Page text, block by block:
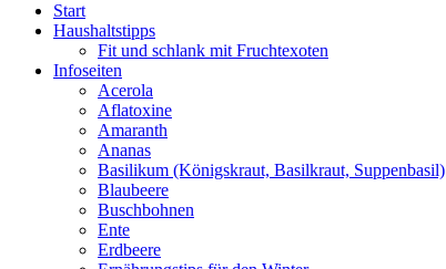
Start
Haushaltstipps
Fit und schlank mit Fruchtexoten
Infoseiten
Acerola
Aflatoxine
Amaranth
Ananas
Basilikum (Königskraut, Basilkraut, Suppenbasil)
Blaubeere
Buschbohnen
Ente
Erdbeere